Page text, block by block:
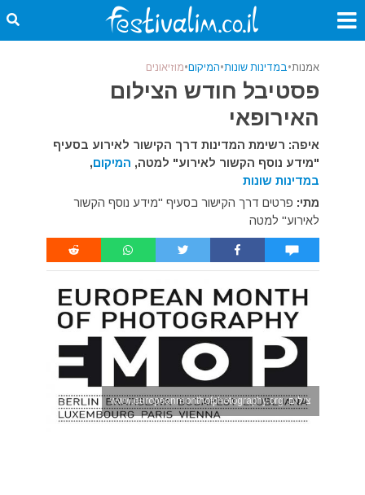
אמנות•במדינות שונות•המיקום•מוזיאונים
פסטיבל חודש הצילום
האירופאי
איפה: רשימת המדינות דרך הקישור לאירוע בסעיף
"מידע נוסף הקשור לאירוע" למטה, המיקום,
במדינות שונות
מתי: פרטים דרך הקישור בסעיף "מידע נוסף הקשור
לאירוע" למטה
צילום: www.europeanmonthofphotography.org